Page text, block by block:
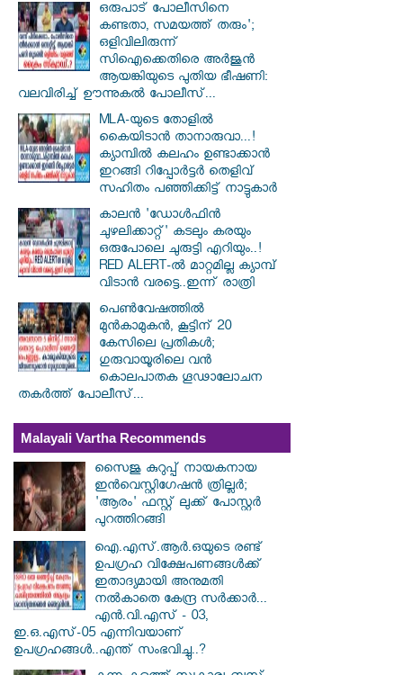
ഒരുപാട് പോലീസിനെ
കണ്ടതാ, സമയത്ത് തരും';
ഒളിവിലിരുന്ന്
സിഐക്കെതിരെ അർജുൻ
ആയങ്കിയുടെ പുതിയ ഭീഷണി:
വലവിരിച്ച് ഊന്നുകൽ പോലീസ്...
MLA-യുടെ തോളിൽ
കൈയിടാൻ താനാരുവാ...!
ക്യാമ്പിൽ കലഹം ഉണ്ടാക്കാൻ
ഇറങ്ങി റിപ്പോർട്ടർ തെളിവ്
സഹിതം പഞ്ഞിക്കിട്ട് നാട്ടുകാർ
കാലൻ 'ഡോൾഫിൻ
ചുഴലിക്കാറ്റ്' കടലും കരയും
ഒരുപോലെ ചുരുട്ടി എറിയും..!
RED ALERT-ൽ മാറ്റമില്ല ക്യാമ്പ്
വിടാൻ വരട്ടെ..ഇന്ന് രാത്രി
പെൺവേഷത്തിൽ
മുൻകാമുകൻ, കൂട്ടിന് 20
കേസിലെ പ്രതികൾ;
ഗുരുവായൂരിലെ വൻ
കൊലപാതക ഗൂഢാലോചന
തകർത്ത് പോലീസ്...
Malayali Vartha Recommends
സൈജു കുറുപ്പ് നായകനായ
ഇൻവെസ്റ്റിഗേഷൻ ത്രില്ലർ;
'ആരം' ഫസ്റ്റ് ലുക്ക് പോസ്റ്റർ
പുറത്തിറങ്ങി
ഐ.എസ്.ആർ.ഒയുടെ രണ്ട്
ഉപഗ്രഹ വിക്ഷേപണങ്ങൾക്ക്
ഇതാദ്യമായി അനുമതി
നൽകാതെ കേന്ദ്ര സർക്കാർ...
എൻ.വി.എസ് - 03,
ഇ.ഒ.എസ്-05 എന്നിവയാണ്
ഉപഗ്രഹങ്ങൾ..എന്ത് സംഭവിച്ചു..?